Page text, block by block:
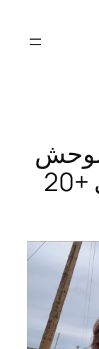
التونسي مع ليكسي +20